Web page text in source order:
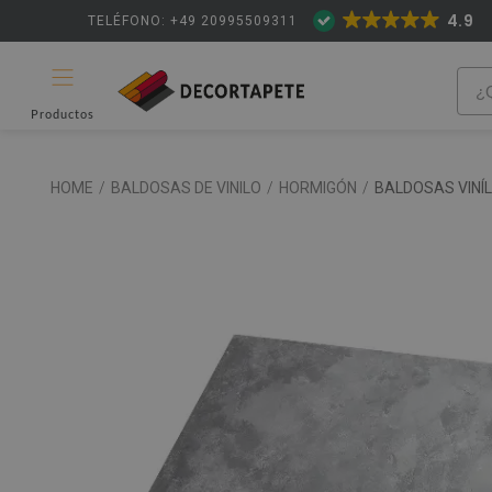
TELÉFONO: +49 20995509311 4.9
Productos
HOME / BALDOSAS DE VINILO / HORMIGÓN / BALDOSAS